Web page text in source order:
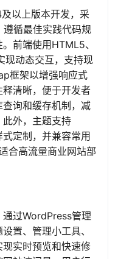
以上版本开发，采
循最佳实践代码规
前端使用HTML5、
动态交互，支持现
框架以增强响应式
清晰，便于开发者
询和缓存机制，减
外，主题支持
定制，并兼容常用
合高流量商业网站部
过WordPress管理
置、管理小工具、
实时预览和快速修